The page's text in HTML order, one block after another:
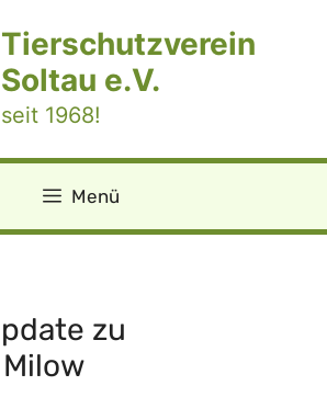
Tierschutzverein
Soltau e.V.
seit 1968!
Menü
zu